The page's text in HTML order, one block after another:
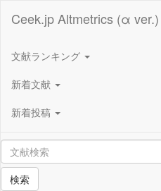
Ceek.jp Altmetrics (α ver.)
文献ランキング
新着文献
新着投稿
検索